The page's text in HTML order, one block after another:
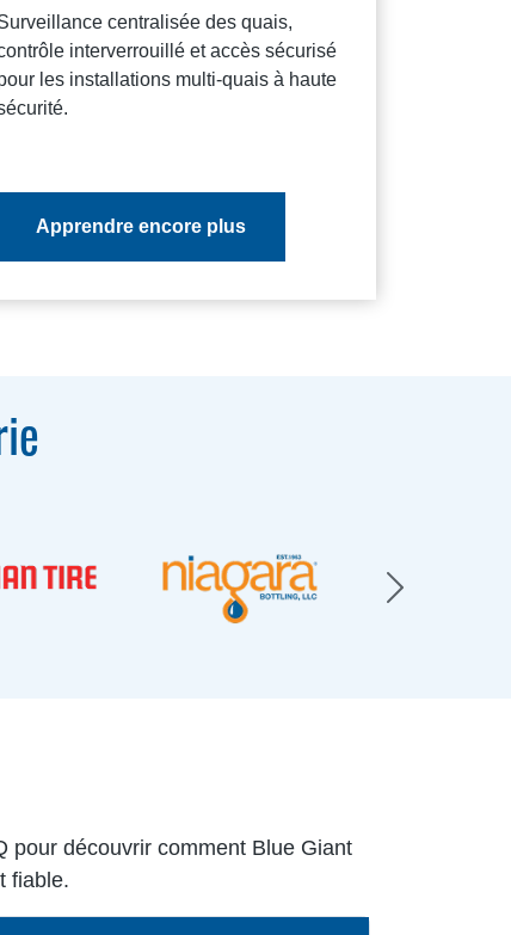
centralisée des quais,
interverrouillé et accès sécurisé
les installations multi-quais à haute
Apprendre encore plus
pour découvrir comment Blue Giant
fiable.